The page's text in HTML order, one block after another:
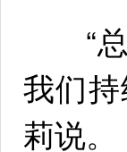
“总
我们
莉说。